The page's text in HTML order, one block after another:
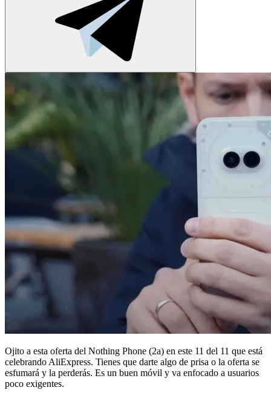
Ojito a esta oferta del Nothing Phone (2a) en este 11 del 11 que está
celebrando AliExpress. Tienes que darte algo de prisa o la oferta se
esfumará y la perderás. Es un buen móvil y va enfocado a usuarios
poco exigentes.